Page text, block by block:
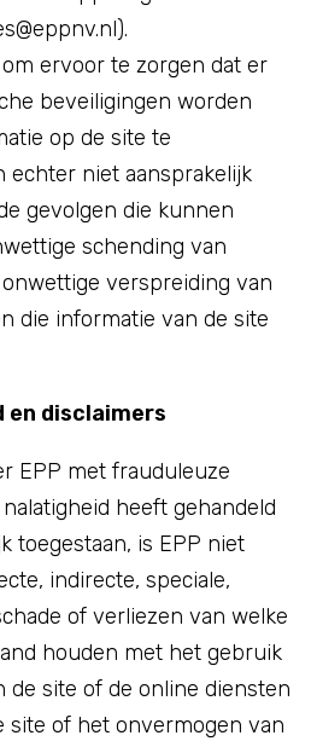
ervoor te zorgen dat er
beveiligingen worden
op de site te
echter niet aansprakelijk
gevolgen die kunnen
schending van
verspreiding van
die informatie van de site
en disclaimers
EPP met frauduleuze
heeft gehandeld
toegestaan, is EPP niet
indirecte, speciale,
of verliezen van welke
houden met het gebruik
de site of de online diensten
site of het onvermogen van